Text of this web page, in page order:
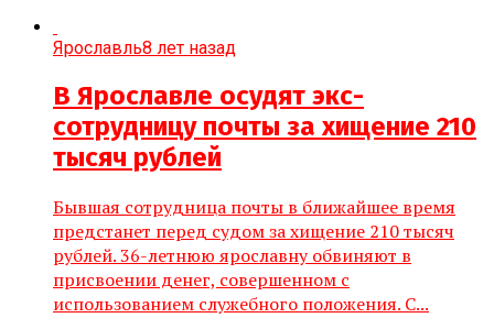
Ярославль8 лет назад
В Ярославле осудят экс-
сотрудницу почты за хищение 210
тысяч рублей
Бывшая сотрудница почты в ближайшее время
предстанет перед судом за хищение 210 тысяч
рублей. 36-летнюю ярославну обвиняют в
присвоении денег, совершенном с
использованием служебного положения. С...